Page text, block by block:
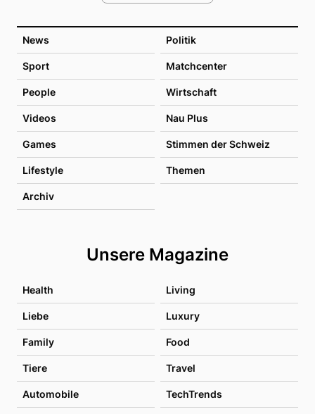
News Politik
Sport Matchcenter
People Wirtschaft
Videos Nau Plus
Games Stimmen der Schweiz
Lifestyle Themen
Archiv
Unsere Magazine
Health Living
Liebe Luxury
Family Food
Tiere Travel
Automobile TechTrends